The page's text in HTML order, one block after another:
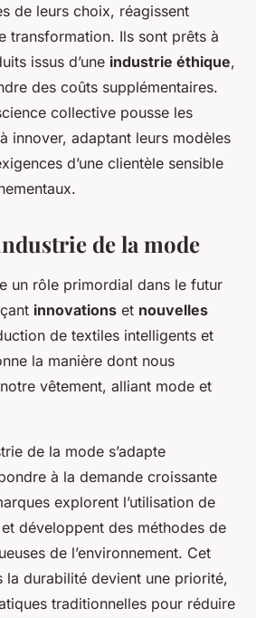
de leurs choix, réagissent
transformation. Ils sont prêts à
issus d’une industrie éthique,
des coûts supplémentaires.
collective pousse les
innover, adaptant leurs modèles
d’une clientèle sensible
de la mode
un rôle primordial dans le futur
innovations et nouvelles
de textiles intelligents et
la manière dont nous
vêtement, alliant mode et
de la mode s’adapte
à la demande croissante
explorent l’utilisation de
développent des méthodes de
de l’environnement. Cet
la durabilité devient une priorité,
traditionnelles pour réduire